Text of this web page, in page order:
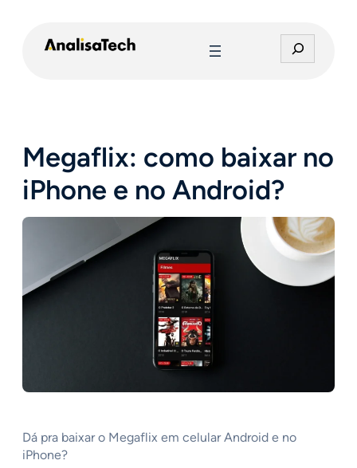
e
a
r
Megaflix: como baixar no
iPhone e no Android?
Dá pra baixar o Megaflix em celular Android e no
iPhone?